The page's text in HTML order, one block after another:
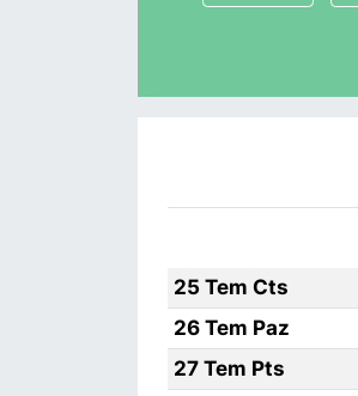
25 Tem Cts
26 Tem Paz
27 Tem Pts